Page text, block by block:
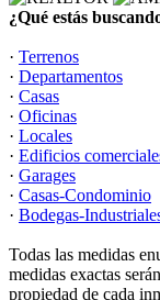
¿Qué estás
· Terrenos
· Departamentos
· Casas
· Oficinas
· Locales
· Edificios
· Garages
· Casas-Condominio
· Bodegas-
Todas las medidas
medidas exactas
propiedad de cada